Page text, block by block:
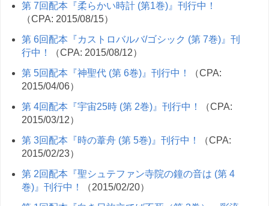
第 7回配本『柔らかい時計 (第1巻)』刊行中！
（CPA: 2015/08/15）
第 6回配本『カストロバルバ/ゴシック (第 7巻)』刊
行中！
（CPA: 2015/08/12）
第 5回配本『神聖代 (第 6巻)』刊行中！
（CPA:
2015/04/06）
第 4回配本『宇宙25時 (第 2巻)』刊行中！
（CPA:
2015/03/12）
第 3回配本『時の葦舟 (第 5巻)』刊行中！
（CPA:
2015/02/23）
第 2回配本『聖シュテファン寺院の鐘の音は (第 4
巻)』刊行中！
（2015/02/20）